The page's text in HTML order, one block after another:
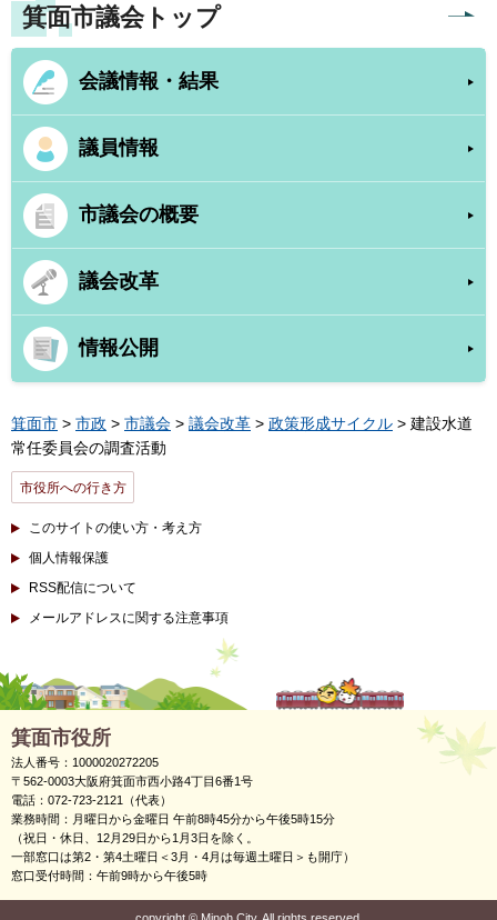
箕面市議会トップ
会議情報・結果
議員情報
市議会の概要
議会改革
情報公開
箕面市 > 市政 > 市議会 > 議会改革 > 政策形成サイクル > 建設水道
常任委員会の調査活動
市役所への行き方
このサイトの使い方・考え方
個人情報保護
RSS配信について
メールアドレスに関する注意事項
箕面市役所
法人番号：1000020272205
〒562-0003大阪府箕面市西小路4丁目6番1号
電話：072-723-2121（代表）
業務時間：月曜日から金曜日 午前8時45分から午後5時15分
（祝日・休日、12月29日から1月3日を除く。
一部窓口は第2・第4土曜日＜3月・4月は毎週土曜日＞も開庁）
窓口受付時間：午前9時から午後5時